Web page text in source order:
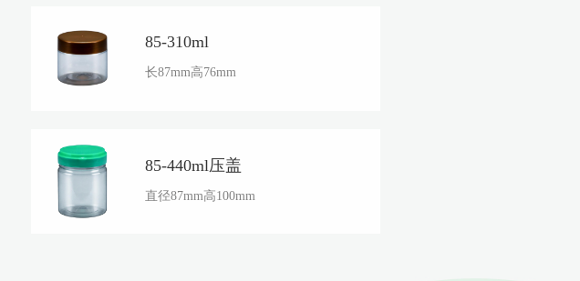
85-310ml
长87mm高76mm
85-440ml压盖
直径87mm高100mm